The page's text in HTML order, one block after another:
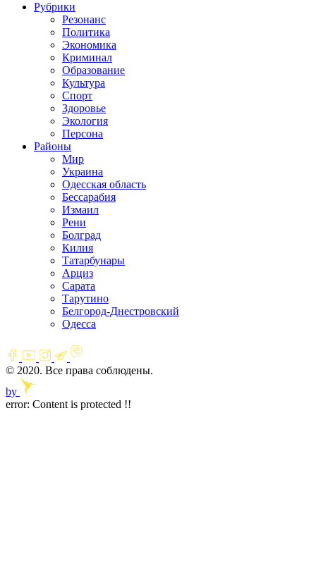
Рубрики
Резонанс
Политика
Экономика
Криминал
Образование
Культура
Спорт
Здоровье
Экология
Персона
Районы
Мир
Украина
Одесская область
Бессарабия
Измаил
Рени
Болград
Килия
Татарбунары
Арциз
Сарата
Тарутино
Белгород-Днестровский
Одесса
© 2020. Все права соблюдены.
by
error: Content is protected !!